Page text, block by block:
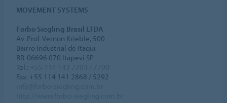
MOVEMENT SYSTEMS
Forbo Siegling Brasil LTDA
Av. Prof. Vernon Krieble, 500
Bairro Industrial de Itaqui
BR-06696 070 Itapevi SP
Tel.:
Fax: +55 114 141 2868 / 5292